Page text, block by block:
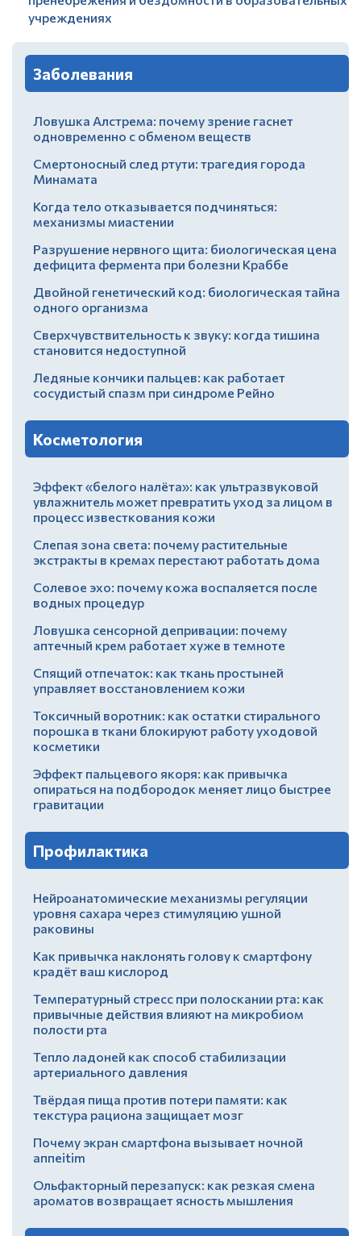
учреждениях
Заболевания
Ловушка Алстрема: почему зрение гаснет
одновременно с обменом веществ
Смертоносный след ртути: трагедия города
Минамата
Когда тело отказывается подчиняться:
механизмы миастении
Разрушение нервного щита: биологическая цена
дефицита фермента при болезни Краббе
Двойной генетический код: биологическая тайна
одного организма
Сверхчувствительность к звуку: когда тишина
становится недоступной
Ледяные кончики пальцев: как работает
сосудистый спазм при синдроме Рейно
Косметология
Эффект «белого налёта»: как ультразвуковой
увлажнитель может превратить уход за лицом в
процесс известкования кожи
Слепая зона света: почему растительные
экстракты в кремах перестают работать дома
Солевое эхо: почему кожа воспаляется после
водных процедур
Ловушка сенсорной депривации: почему
аптечный крем работает хуже в темноте
Спящий отпечаток: как ткань простыней
управляет восстановлением кожи
Токсичный воротник: как остатки стирального
порошка в ткани блокируют работу уходовой
косметики
Эффект пальцевого якоря: как привычка
опираться на подбородок меняет лицо быстрее
гравитации
Профилактика
Нейроанатомические механизмы регуляции
уровня сахара через стимуляцию ушной
раковины
Как привычка наклонять голову к смартфону
крадёт ваш кислород
Температурный стресс при полоскании рта: как
привычные действия влияют на микробиом
полости рта
Тепло ладоней как способ стабилизации
артериального давления
Твёрдая пища против потери памяти: как
текстура рациона защищает мозг
Почему экран смартфона вызывает ночной
аппеitim
Ольфакторный перезапуск: как резкая смена
ароматов возвращает ясность мышления